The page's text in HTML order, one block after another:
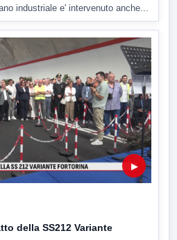
industriale e' intervenuto anche...
▶
della SS212 Variante